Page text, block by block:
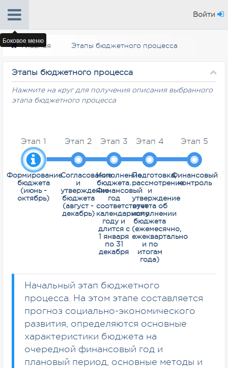
Войти
Главная Этапы бюджетного процесса
Этапы бюджетного процесса
Нажмите на круг для получения описания выбранного
этапа бюджетного процесса
Этап 1
Формирование
бюджета
(июнь -
октябрь)
Этап 2
Согласование
и
утверждение
бюджета
(август -
декабрь)
Этап 3
Исполнение
бюджета.
Финансовый
год
соответствует
календарному
году и
длится с
1 января
по 31
декабря
Этап 4
Подготовка,
рассмотрение
и
утверждение
отчета об
исполнении
бюджета
(ежемесячно,
ежеквартально
и по
итогам
года)
Этап 5
Финансовый
контроль
Начальный этап бюджетного
процесса. На этом этапе составляется
прогноз социально-экономического
развития, определяются основные
характеристики бюджета на
очередной финансовый год и
плановый период, основные методы и
Боковое меню